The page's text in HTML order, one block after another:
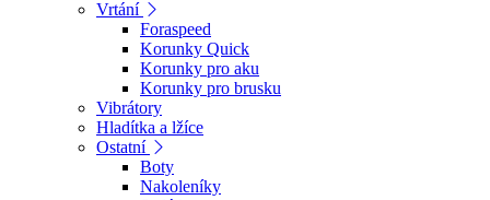
Vrtání
Foraspeed
Korunky Quick
Korunky pro aku
Korunky pro brusku
Vibrátory
Hladítka a lžíce
Ostatní
Boty
Nakoleníky